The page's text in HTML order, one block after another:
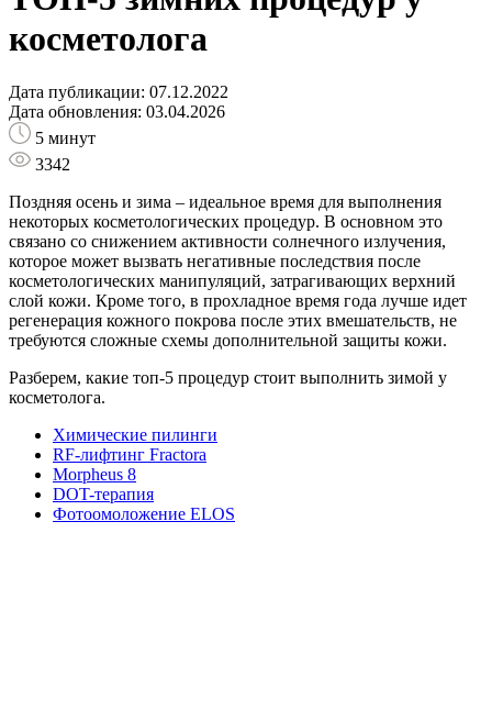
косметолога
Дата публикации: 07.12.2022
Дата обновления: 03.04.2026
5 минут
3342
Поздняя осень и зима – идеальное время для выполнения
некоторых косметологических процедур. В основном это
связано со снижением активности солнечного излучения,
которое может вызвать негативные последствия после
косметологических манипуляций, затрагивающих верхний
слой кожи. Кроме того, в прохладное время года лучше идет
регенерация кожного покрова после этих вмешательств, не
требуются сложные схемы дополнительной защиты кожи.
Разберем, какие топ-5 процедур стоит выполнить зимой у
косметолога.
Химические пилинги
RF-лифтинг Fractora
Morpheus 8
DOT-терапия
Фотоомоложение ELOS